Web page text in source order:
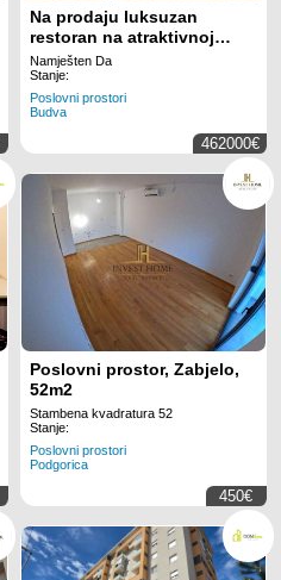
Na prodaju luksuzan
restoran na atraktivnoj
lokaciji – Rozino, Budva, 97
m² + terasa
Namješten Da
Stanje:
Poslovni prostori
Budva
462000€
Poslovni prostor, Zabjelo,
52m2
Stambena kvadratura 52
Stanje:
Poslovni prostori
Podgorica
450€